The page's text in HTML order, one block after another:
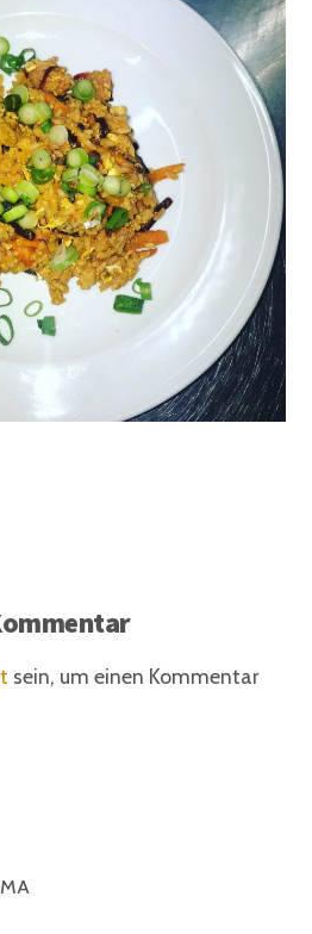
sein, um einen Kommentar